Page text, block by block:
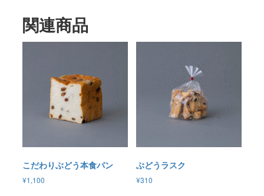
関連商品
こだわりぶどう本食パン
¥1,100
ぶどうラスク
¥310